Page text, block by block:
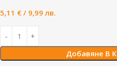
5,11 € / 9,99 лв.
Добавяне В